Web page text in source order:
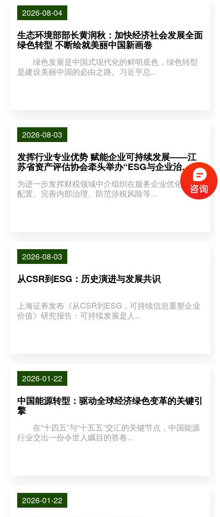
2026-08-04
生态环境部部长黄润秋：加快经济社会发展全面
绿色转型 不断绘就美丽中国新画卷
绿色发展是中国式现代化的鲜明底色，绿色转型
是建设美丽中国的必由之路。习近平总...
2026-08-03
发挥行业专业优势 赋能企业可持续发展——江
苏省资产评估协会牵头举办“ESG与企业治
为进一步发挥财税领域中介组织在服务企业优化资源
配置、完善内部治理、防范涉税风险等...
2026-08-03
从CSR到ESG：历史演进与发展共识
上海证券发布《从CSR到ESG，可持续信息重塑企业
价值》研究报告：可持续发展是人...
2026-01-22
中国能源转型：驱动全球经济绿色变革的关键引
擎
在“十四五”与“十五五”交汇的关键节点，中国能源
行业交出一份令世人瞩目的答卷...
2026-01-22